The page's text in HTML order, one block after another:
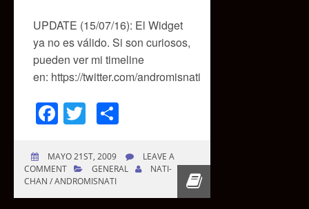
UPDATE (15/07/16): El Widget
ya no es válido. Si son curiosos,
pueden ver mi timeline
en: https://twitter.com/andromisnati
Facebook
Twitter
MAYO 21ST, 2009
LEAVE A
COMMENT
GENERAL
NATI-
CHAN / ANDROMISNATI